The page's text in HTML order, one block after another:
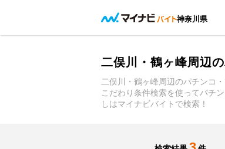
神奈川県
二俣川・鶴ヶ峰周辺
二俣川・鶴ヶ峰周辺のパチンコ
こだわり条件検索を使ってパチ
しはマイナビバイトで検索！